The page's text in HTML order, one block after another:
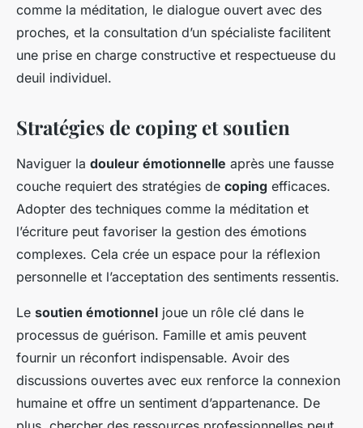
comme la méditation, le dialogue ouvert avec des
proches, et la consultation d’un spécialiste facilitent
une prise en charge constructive et respectueuse du
deuil individuel.
Stratégies de coping et soutien
Naviguer la douleur émotionnelle après une fausse
couche requiert des stratégies de coping efficaces.
Adopter des techniques comme la méditation et
l’écriture peut favoriser la gestion des émotions
complexes. Cela crée un espace pour la réflexion
personnelle et l’acceptation des sentiments ressentis.
Le soutien émotionnel joue un rôle clé dans le
processus de guérison. Famille et amis peuvent
fournir un réconfort indispensable. Avoir des
discussions ouvertes avec eux renforce la connexion
humaine et offre un sentiment d’appartenance. De